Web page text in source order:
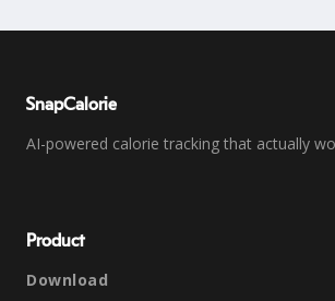
SnapCalorie
AI-powered calorie tracking that actually
Product
Download